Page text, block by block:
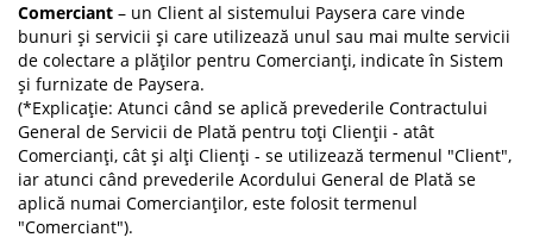
Comerciant – un Client al sistemului Paysera care vinde
bunuri și servicii și care utilizează unul sau mai multe servicii
de colectare a plăților pentru Comercianți, indicate în Sistem
și furnizate de Paysera.
(*Explicație: Atunci când se aplică prevederile Contractului
General de Servicii de Plată pentru toți Clienții - atât
Comercianți, cât și alți Clienți - se utilizează termenul "Client",
iar atunci când prevederile Acordului General de Plată se
aplică numai Comercianților, este folosit termenul
"Comerciant").